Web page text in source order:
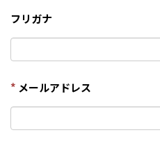
フリガナ
* メールアドレス